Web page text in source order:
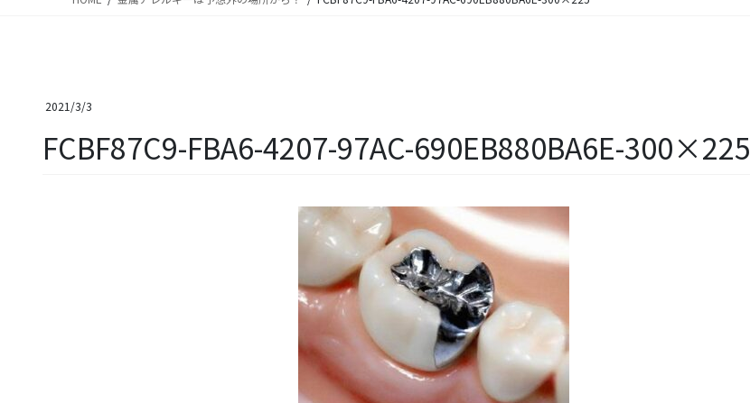
2021/3/3
FCBF87C9-FBA6-4207-97AC-690EB880BA6E-300×225